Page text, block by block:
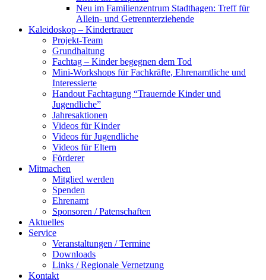
Neu im Familienzentrum Stadthagen: Treff für
Allein- und Getrennterziehende
Kaleidoskop – Kindertrauer
Projekt-Team
Grundhaltung
Fachtag – Kinder begegnen dem Tod
Mini-Workshops für Fachkräfte, Ehrenamtliche und
Interessierte
Handout Fachtagung “Trauernde Kinder und
Jugendliche”
Jahresaktionen
Videos für Kinder
Videos für Jugendliche
Videos für Eltern
Förderer
Mitmachen
Mitglied werden
Spenden
Ehrenamt
Sponsoren / Patenschaften
Aktuelles
Service
Veranstaltungen / Termine
Downloads
Links / Regionale Vernetzung
Kontakt